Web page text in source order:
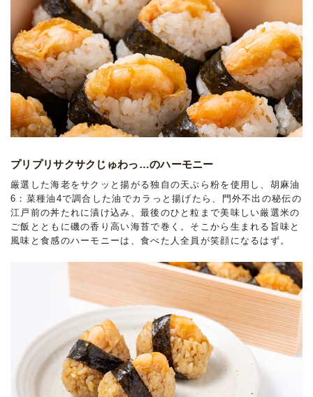
プリプリサクサクじゅわっ…のハーモニー
厳選した海老をサクッと揚がる独自の天ぷら粉を使用し、胡麻油
6：菜種油4で調合した油でカラっと揚げたら、門外不出の秘伝の
江戸前の丼たれに漬け込み、最後のひと粒まで美味しい厳選米の
ご飯とともに磯の香り高い海苔で巻く。そこから生まれる旨味と
風味と食感のハーモニーは、食べた人全員が笑顔になるはず。